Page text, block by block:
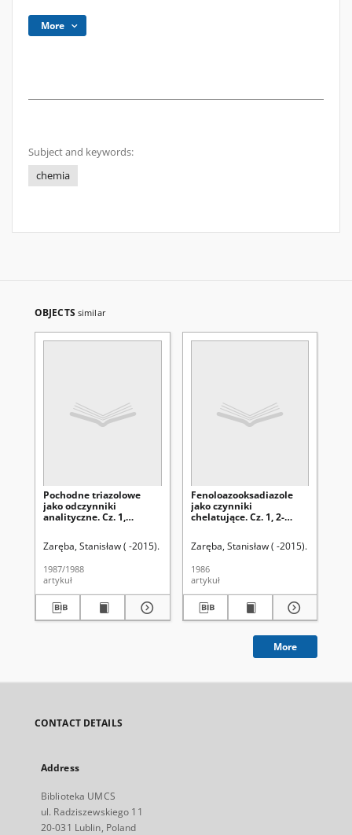
More
Subject and keywords:
chemia
OBJECTS similar
Pochodne triazolowe
jako odczynniki
analityczne. Cz. 1,
rezorcunoazotriazolu
Zaręba, Stanisław ( -2015).
1987/1988
artykuł
Fenoloazooksadiazole
jako czynniki
chelatujące. Cz. 1, 2-
oksadiazol-1-2-4 (AOSAN)
Zaręba, Stanisław ( -2015).
1986
artykuł
More
CONTACT DETAILS
Address
Biblioteka UMCS
ul. Radziszewskiego 11
20-031 Lublin, Poland